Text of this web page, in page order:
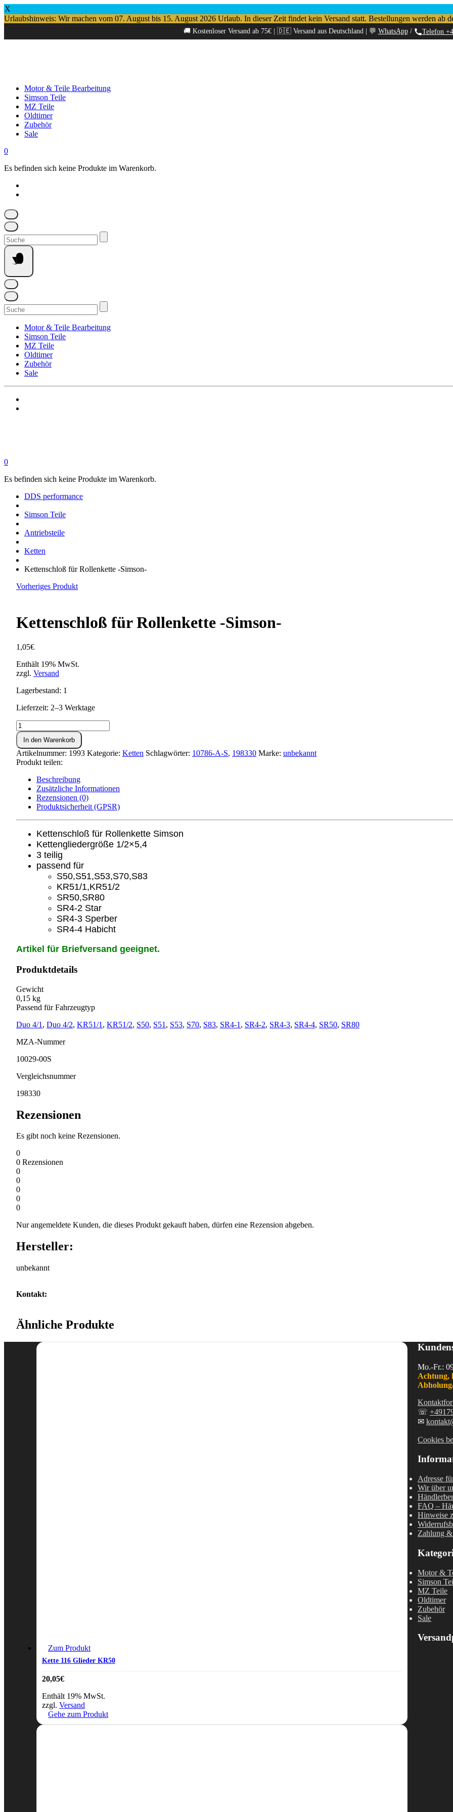
X
Urlaubshinweis: Wir machen vom 07. August bis 15. August 2026 Urlaub. In dieser Zeit findet kein Versand statt. Bestellungen werden ab
🚚 Kostenloser Versand ab 75€ | 🇩🇪 Versand aus Deutschland | 💬 WhatsApp/ Telefon
Motor & Teile Bearbeitung
Simson Teile
MZ Teile
Oldtimer
Zubehör
Sale
0
Es befinden sich keine Produkte im Warenkorb.
Suchen
nach:
Suchen
nach:
Motor & Teile Bearbeitung
Simson Teile
MZ Teile
Oldtimer
Zubehör
Sale
0
Es befinden sich keine Produkte im Warenkorb.
DDS performance
Simson Teile
Antriebsteile
Ketten
Kettenschloß für Rollenkette -Simson-
Vorheriges Produkt
Kettenschloß für Rollenkette -Simson-
1,05€
Enthält 19% MwSt.
zzgl. Versand
Lagerbestand: 1
Lieferzeit: 2–3 Werktage
Kettenschloß
für
Rollenkette
-
Simson-
In den Warenkorb
Artikelnummer: 1993 Kategorie: Ketten Schlagwörter: 10786-A-S, 198330 Marke: unbekannt
Produkt teilen:
Beschreibung
Zusätzliche Informationen
Rezensionen (0)
Produktsicherheit (GPSR)
Kettenschloß für Rollenkette Simson
Kettengliedergröße 1/2×5,4
3 teilig
passend für
S50,S51,S53,S70,S83
KR51/1,KR51/2
SR50,SR80
SR4-2 Star
SR4-3 Sperber
SR4-4 Habicht
Artikel für Briefversand geeignet.
Produktdetails
Gewicht
0,15 kg
Passend für Fahrzeugtyp
Duo 4/1 , Duo 4/2, KR51/1 , KR51/2, S50, S51 , S53, S70, S83, SR4-1 , SR4-2, SR4-3, SR4-4, SR50, SR80
MZA-Nummer
10029-00S
Vergleichsnummer
198330
Rezensionen
Es gibt noch keine Rezensionen.
0
0 Rezensionen
0
0
0
0
0
Nur angemeldete Kunden, die dieses Produkt gekauft haben, dürfen eine Rezension abgeben.
Hersteller:
unbekannt
Kontakt:
Ähnliche Produkte
Zum Produkt
Kette 116 Glieder KR50
20,05€
Enthält 19% MwSt.
zzgl. Versand
Gehe zum Produkt
Mo.-Fr.:
Achtung,
☏
✉
Cookies
Adresse
Wir über
FAQ –
Hinweise
Zahlung &
Motor &
Simson
MZ Teile
Oldtimer
Zubehör
Sale